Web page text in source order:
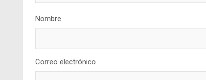
Nombre
Correo electrónico